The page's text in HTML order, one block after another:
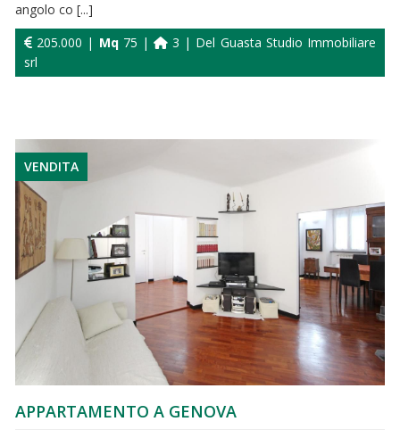
angolo co [...]
205.000 | Mq75 |
3 | Del Guasta Studio Immobiliare
srl
VENDITA
APPARTAMENTO A GENOVA